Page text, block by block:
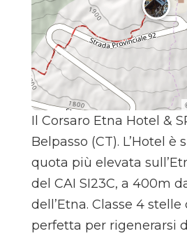
Il Corsaro Etna Hotel &
Belpasso (CT). L’Hotel è
quota più elevata
del CAI SI23C, a 400m
dell’Etna. Classe 4 stelle
perfetta per rigenerarsi